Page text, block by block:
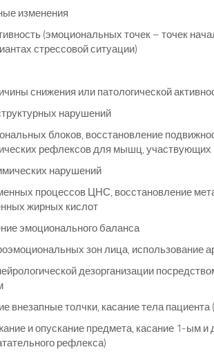
изменения
(эмоциональных точек – точек
стрессовой ситуации)
снижения или патологической
нарушений
блоков, восстановление
рефлексов для мышц, участвующих
нарушений
процессов ЦНС, восстановление
жирных кислот
эмоционального баланса
зон лица, использование
дезорганизации
внезапные толчки, касание тела
и опускание предмета, касание 1-ым
рефлекса)